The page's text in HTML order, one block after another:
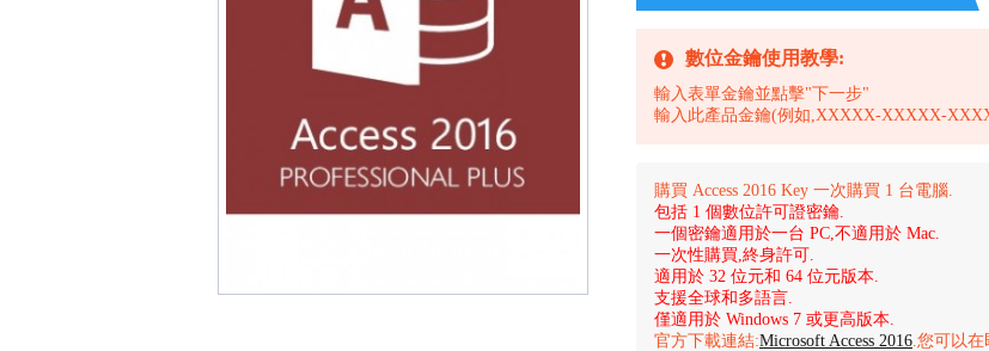
數位金鑰使用教學:
輸入表單金鑰並點擊"下一步"
輸入此產品金鑰(例如,XXXXX-XXXXX-
購買 Access 2016 Key 一次購買 1 台電腦.
包括 1 個數位許可證密鑰.
一個密鑰適用於一台 PC,不適用於 Mac.
一次性購買,終身許可.
適用於 32 位元和 64 位元版本.
支援全球和多語言.
僅適用於 Windows 7 或更高版本.
官方下載連結:Microsoft Access 2016.您可以